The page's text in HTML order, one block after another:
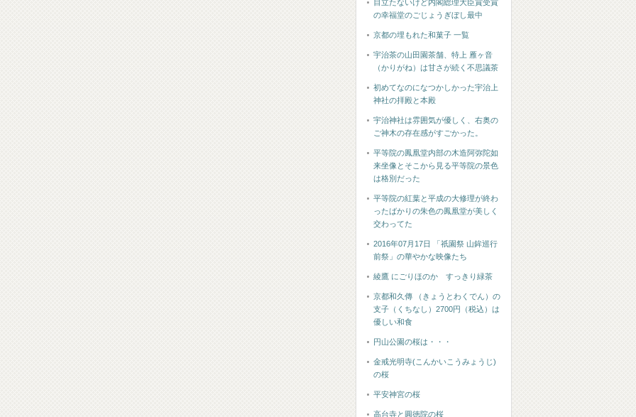
目立たないけど内閣総理大臣賞受賞
の幸福堂のごじょうぎぼし最中
京都の埋もれた和菓子 一覧
宇治茶の山田園茶舗、特上 雁ヶ音
（かりがね）は甘さが続く不思議茶
初めてなのになつかしかった宇治上
神社の拝殿と本殿
宇治神社は雰囲気が優しく、右奥の
ご神木の存在感がすごかった。
平等院の鳳凰堂内部の木造阿弥陀如
来坐像とそこから見る平等院の景色
は格別だった
平等院の紅葉と平成の大修理が終わ
ったばかりの朱色の鳳凰堂が美しく
交わってた
2016年07月17日 「祇園祭 山鉾巡行
前祭」の華やかな映像たち
綾鷹 にごりほのか すっきり緑茶
京都和久傳 （きょうとわくでん）の
支子（くちなし）2700円（税込）は
優しい和食
円山公園の桜は・・・
金戒光明寺(こんかいこうみょうじ)
の桜
平安神宮の桜
高台寺と圓徳院の桜